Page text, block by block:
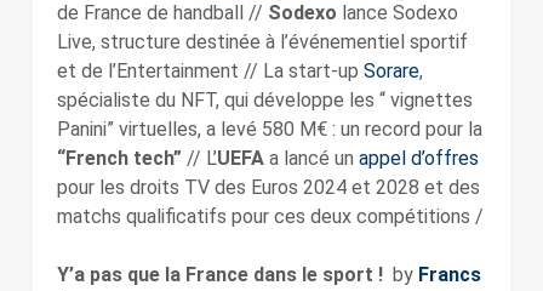
de France de handball // Sodexo lance Sodexo
Live, structure destinée à l’événementiel sportif
et de l’Entertainment // La start-up Sorare,
spécialiste du NFT, qui développe les “ vignettes
Panini” virtuelles, a levé 580 M€ : un record pour la
“French tech” // L’UEFAa lancé un appel d’offres
pour les droits TV des Euros 2024 et 2028 et des
matchs qualificatifs pour ces deux compétitions /
Y’a pas que la France dans le sport ! by Francs